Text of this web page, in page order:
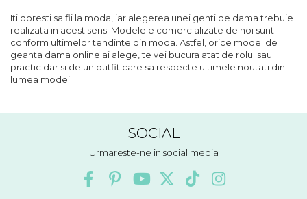
Iti doresti sa fii la moda, iar alegerea unei genti de dama trebuie
realizata in acest sens. Modelele comercializate de noi sunt
conform ultimelor tendinte din moda. Astfel, orice model de
geanta dama online ai alege, te vei bucura atat de rolul sau
practic dar si de un outfit care sa respecte ultimele noutati din
lumea modei.
SOCIAL
Urmareste-ne in social media